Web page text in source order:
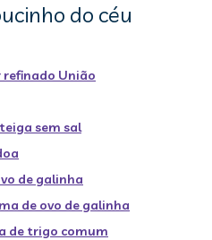
do céu
refinado União
sem sal
de galinha
de ovo de galinha
de trigo comum